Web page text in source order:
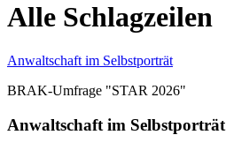
Alle Schlagzeilen
Anwaltschaft im Selbstporträt
BRAK-Umfrage "STAR 2026"
Anwaltschaft im Selbstporträt